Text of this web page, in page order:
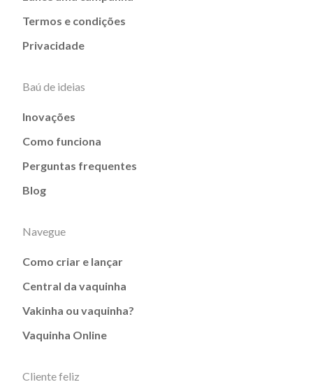
Termos e condições
Privacidade
Baú de ideias
Inovações
Como funciona
Perguntas frequentes
Blog
Navegue
Como criar e lançar
Central da vaquinha
Vakinha ou vaquinha?
Vaquinha Online
Cliente feliz